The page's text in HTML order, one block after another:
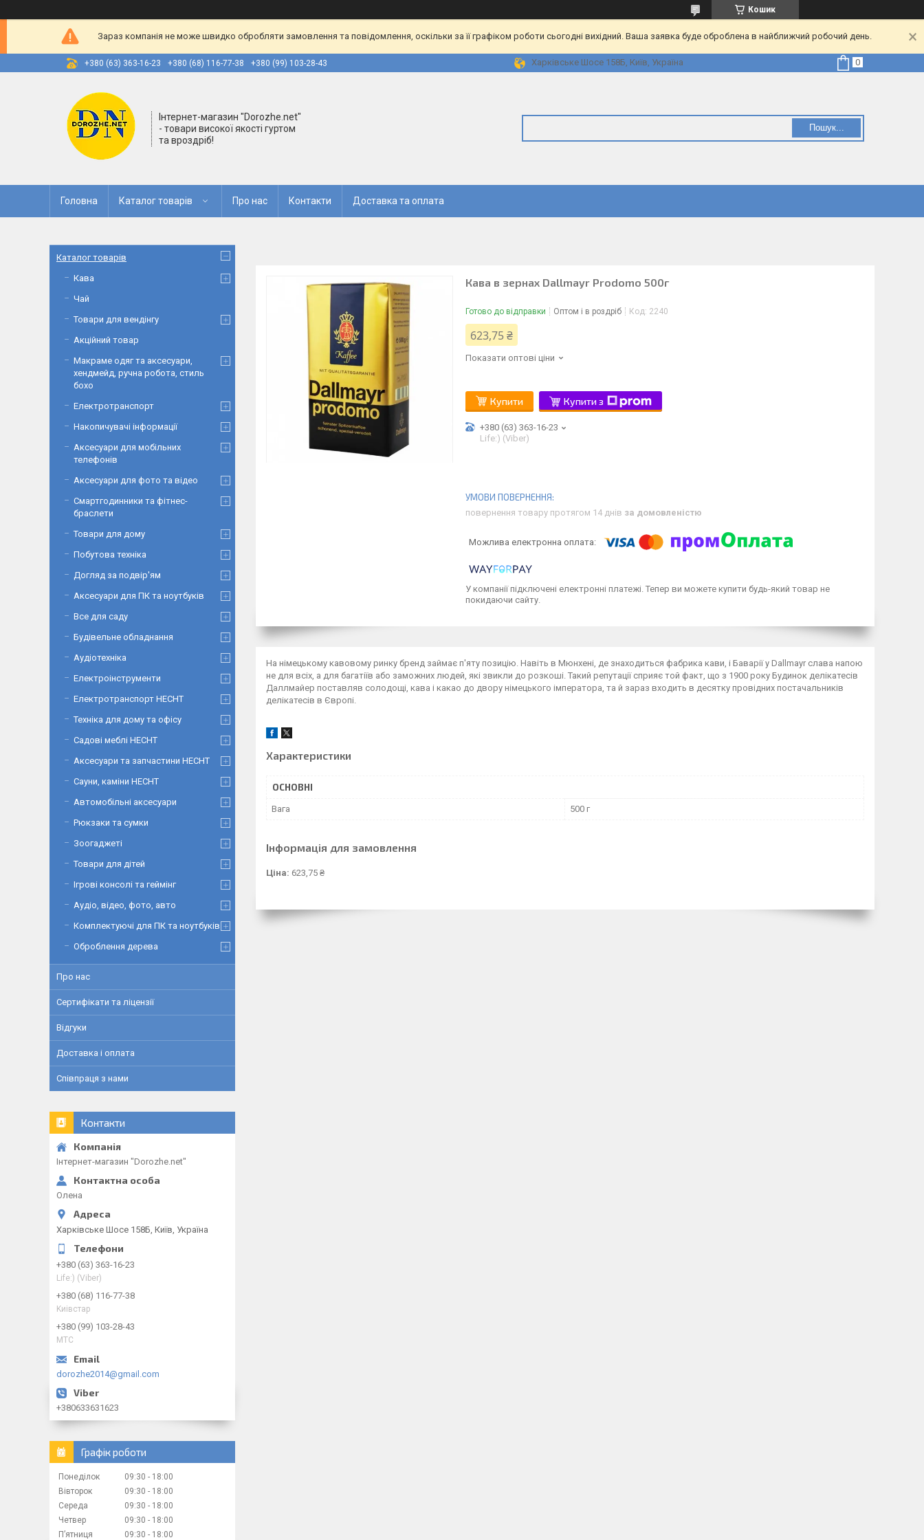
Кошик
Зараз компанія не може швидко обробляти замовлення та повідомлення, оскільки за її графіком роботи сьогодні вихідний. Ваша заявка буде оброблена в найближчий робочий день.
+380 (63) 363-16-23 +380 (68) 116-77-38 +380 (99) 103-28-43 Харківське Шосе 158Б, Київ, Україна
Інтернет-магазин "Dorozhe.net"
- товари високої якості гуртом
та вроздріб!
Пошук...
Головна Каталог товарів Про нас Контакти Доставка та оплата
Кава в зернах Dallmayr Prodomo 500г
Готово до відправки Оптом і в роздріб Код: 2240
623,75 ₴
Показати оптові ціни
Купити Купити з
+380 (63) 363-16-23
Life:) (Viber)
повернення товару протягом 14 днів за домовленістю
У компанії підключені електронні платежі. Тепер ви можете купити будь-який товар не
покидаючи сайту.
На німецькому кавовому ринку бренд займає п'яту позицію. Навіть в Мюнхені, де знаходиться фабрика кави, і Баварії у Dallmayr слава напою
не для всіх, а для багатіїв або заможних людей, які звикли до розкоші. Такий репутації сприяє той факт, що з 1900 року Будинок делікатесів
Даллмайер поставляв солодощі, кава і какао до двору німецького імператора, та й зараз входить в десятку провідних постачальників
делікатесів в Європі.
Характеристики
ОСНОВНІ
Вага 500 г
Інформація для замовлення
Ціна: 623,75 ₴
Каталог товарів
Кава
Чай
Товари для вендінгу
Акційний товар
Макраме одяг та аксесуари,
хендмейд, ручна робота, стиль
бохо
Електротранспорт
Накопичувачі інформації
Аксесуари для мобільних
телефонів
Аксесуари для фото та відео
Смартгодинники та фітнес-
браслети
Товари для дому
Побутова техніка
Догляд за подвір'ям
Аксесуари для ПК та ноутбуків
Все для саду
Будівельне обладнання
Аудіотехніка
Електроінструменти
Електротранспорт HECHT
Техніка для дому та офісу
Садові меблі HECHT
Аксесуари та запчастини HECHT
Сауни, каміни HECHT
Автомобільні аксесуари
Рюкзаки та сумки
Зоогаджеті
Товари для дітей
Ігрові консолі та геймінг
Аудіо, відео, фото, авто
Комплектуючі для ПК та ноутбуків
Оброблення дерева
Про нас
Сертифікати та ліцензії
Відгуки
Доставка і оплата
Співпраця з нами
Контакти
Інтернет-магазин "Dorozhe.net"
Олена
Харківське Шосе 158Б, Київ, Україна
+380 (63) 363-16-23
Life:) (Viber)
+380 (68) 116-77-38
Kиiвcтap
+380 (99) 103-28-43
МТС
dorozhe2014@gmail.com
+380633631623
Графік роботи
Понеділок 09:30
18:00
Вівторок
09:30
18:00
Середа
09:30
18:00
Четвер
09:30
18:00
Пʼятниця
09:30 18:00